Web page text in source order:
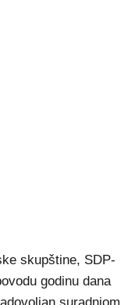
skupštine, SDP-
godinu dana